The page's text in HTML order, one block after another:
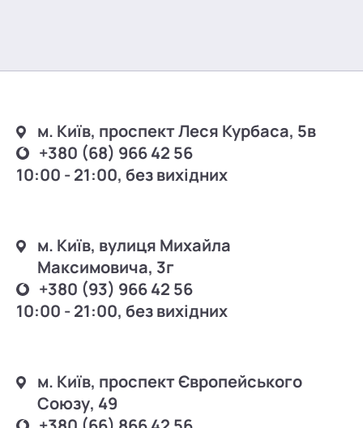
м. Київ, проспект Леся Курбаса, 5в
+380 (68) 966 42 56
10:00 - 21:00, без вихідних
м. Київ, вулиця Михайла
Максимовича, 3г
+380 (93) 966 42 56
10:00 - 21:00, без вихідних
м. Київ, проспект Європейського
Союзу, 49